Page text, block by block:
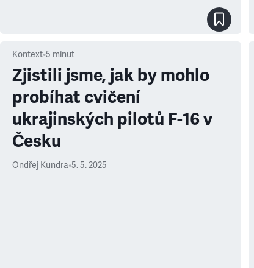
Kontext•5 minut
Zjistili jsme, jak by mohlo
probíhat cvičení
ukrajinských pilotů F-16 v
Česku
Ondřej Kundra•5. 5. 2025